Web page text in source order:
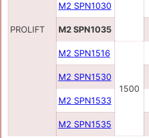
PROLIFT
M2 SPN1030
M2 SPN1035
M2 SPN1516
1500
M2 SPN1530
M2 SPN1533
M2 SPN1535